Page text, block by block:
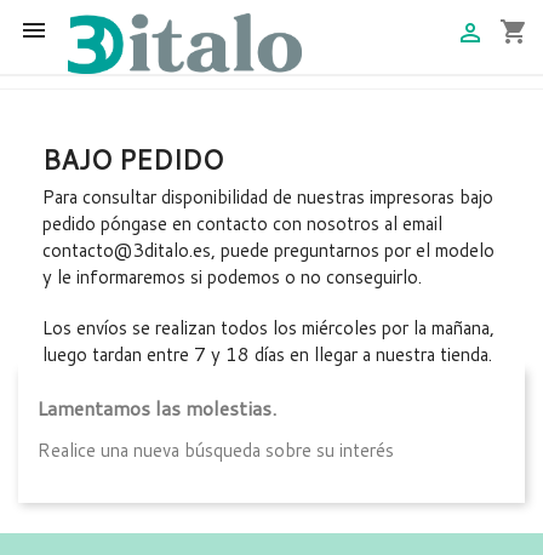
 shopping_cart

BAJO PEDIDO
Para consultar disponibilidad de nuestras impresoras bajo
pedido póngase en contacto con nosotros al email
contacto@3ditalo.es, puede preguntarnos por el modelo
y le informaremos si podemos o no conseguirlo.
Los envíos se realizan todos los miércoles por la mañana,
luego tardan entre 7 y 18 días en llegar a nuestra tienda.
Lamentamos las molestias.
Realice una nueva búsqueda sobre su interés